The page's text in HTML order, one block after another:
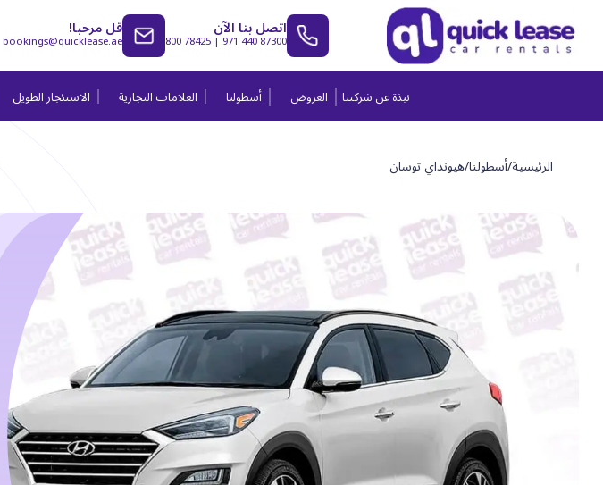
اتصل بنا الآن800 78425 |971 440 87300 قل مرحبا!
bookings@quicklease.ae
نبذة عن شركتنا العروض أسطولنا العلامات التجارية الاستئجار الطويل
الرئيسية/أسطولنا/هيونداي توسان